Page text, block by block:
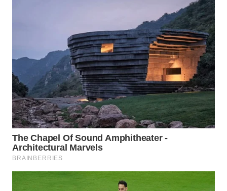
TAPANULI
TENGAH
WN DELI
SERDANG
WN
TEBING
TINGGI
WN